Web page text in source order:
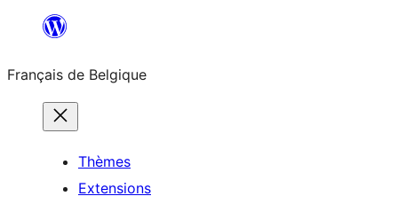
contenu
Français de Belgique
Thèmes
Extensions